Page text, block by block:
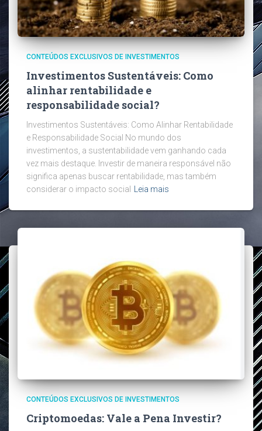
CONTEÚDOS EXCLUSIVOS DE INVESTIMENTOS
Investimentos Sustentáveis: Como
alinhar rentabilidade e
responsabilidade social?
Investimentos Sustentáveis: Como Alinhar Rentabilidade
e Responsabilidade Social No mundo dos
investimentos, a sustentabilidade vem ganhando cada
vez mais destaque. Investir de maneira responsável não
significa apenas buscar rentabilidade, mas também
considerar o impacto social
Leia mais
CONTEÚDOS EXCLUSIVOS DE INVESTIMENTOS
Criptomoedas: Vale a Pena Investir?